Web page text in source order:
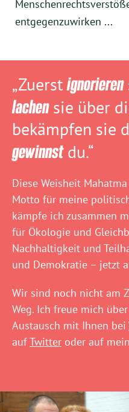
entgegenzuwirken ...
„Zuerstignorieren
lachensie über
bekämpfen sie
gewinnstdu.“
Diese Weisheit
Motto für meine
kämpfe ich zusammen
für Ökologie und
Nachhaltigkeit und
und Demokratie – jetzt
Wir sind noch nicht am
Weg. Ich freue mich
Austausch mit Ihnen bei
aufTwitter oder auf